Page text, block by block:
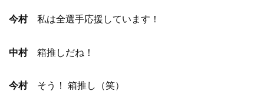
今村 私は全選手応援しています！
中村 箱推しだね！
今村 そう！ 箱推し（笑）